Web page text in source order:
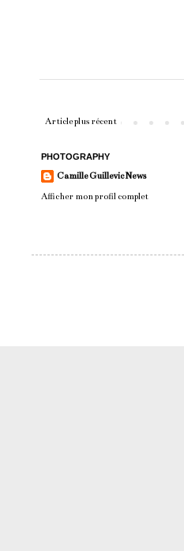
Article plus récent
PHOTOGRAPHY
Camille Guillevic News
Afficher mon profil complet